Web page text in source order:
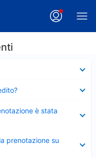
è stata
prenotazione su